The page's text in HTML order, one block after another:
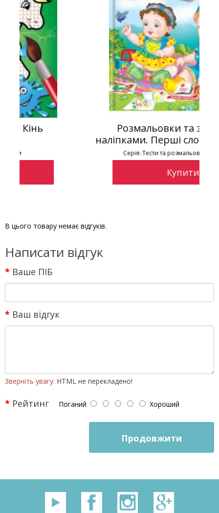
Розмальовки та завдання з
наліпками. Перші слова. 115 наліпок
Серія: Тести та розмальовки з наліпками
В цього товару немає відгуків.
Написати відгук
Ваше ПІБ
Ваш відгук
Зверніть увагу: HTML не перекладено!
Рейтинг Поганий Хороший
Продовжити